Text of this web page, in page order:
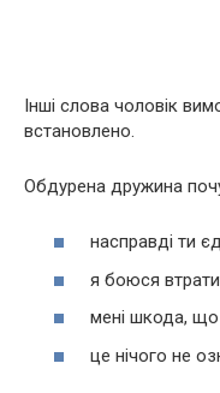
Інші слова чоловік
встановлено.
Обдурена дружина
насправді ти
я боюся
мені шкода, що
це нічого не